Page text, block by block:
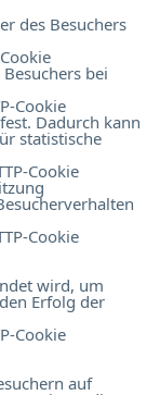
des Besuchers
bei
Cookie
Dadurch kann
statistische
Cookie
Cookie
wird, um
Erfolg der
Cookie
auf